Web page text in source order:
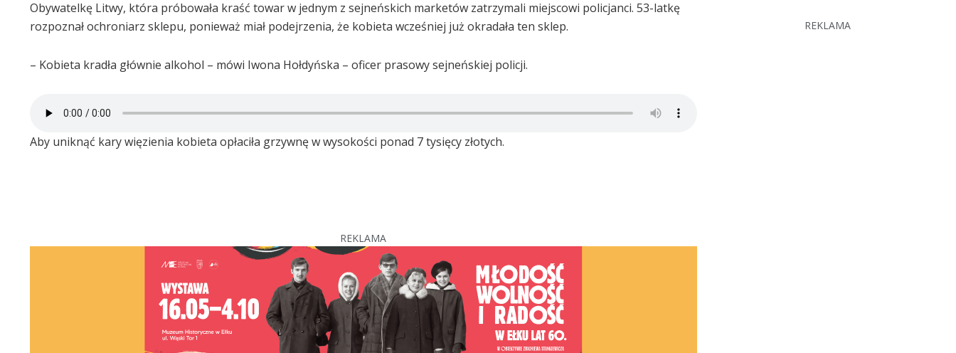
Obywatelkę Litwy, która próbowała kraść towar w jednym z sejneńskich marketów zatrzymali miejscowi policjanci. 53-latkę
rozpoznał ochroniarz sklepu, ponieważ miał podejrzenia, że kobieta wcześniej już okradała ten sklep.
– Kobieta kradła głównie alkohol – mówi Iwona Hołdyńska – oficer prasowy sejneńskiej policji.
Aby uniknąć kary więzienia kobieta opłaciła grzywnę w wysokości ponad 7 tysięcy złotych.
REKLAMA
REKLAMA